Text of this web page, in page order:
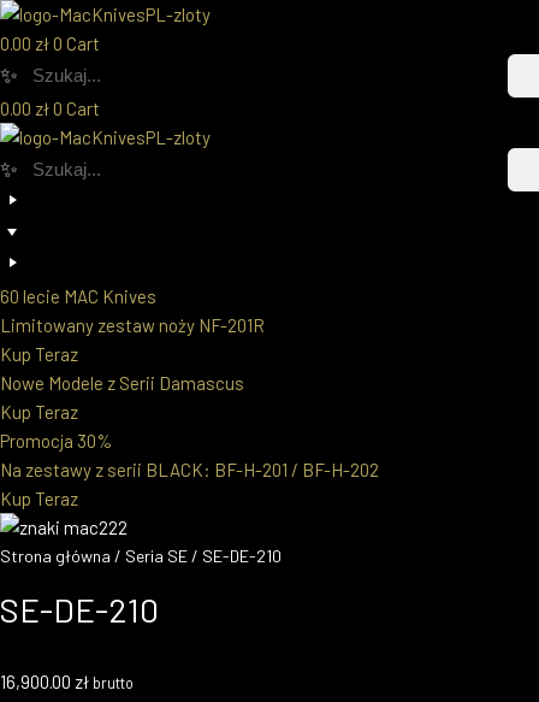
Przejdź
treści
0.00 zł 0 Cart
✨
0.00 zł 0 Cart
✨
60 lecie MAC Knives
Limitowany zestaw noży NF-201R
Kup Teraz
Nowe Modele z Serii Damascus
Kup Teraz
Promocja 30%
Na zestawy z serii BLACK: BF-H-201 / BF-H-202
Kup Teraz
Strona główna / Seria SE/ SE-DE-210
SE-DE-210
16,900.00 zł brutto